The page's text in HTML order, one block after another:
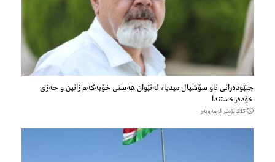
جنێودەرانی ناو سۆشیال میدیا، لەنێوان هەستی خۆبەکەم زانین و حەزی
خۆدەرخستندا
15كاتژمێر لەمەوبەر